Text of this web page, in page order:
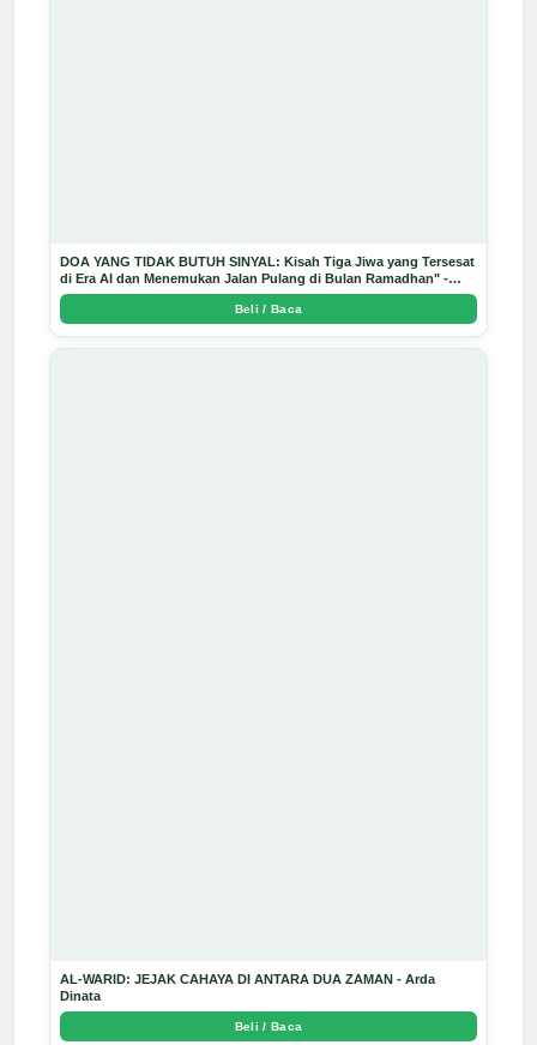
DOA YANG TIDAK BUTUH SINYAL: Kisah Tiga Jiwa yang Tersesat
di Era AI dan Menemukan Jalan Pulang di Bulan Ramadhan" -
Arda Dinata
Beli / Baca
AL-WARID: JEJAK CAHAYA DI ANTARA DUA ZAMAN - Arda
Dinata
Beli / Baca